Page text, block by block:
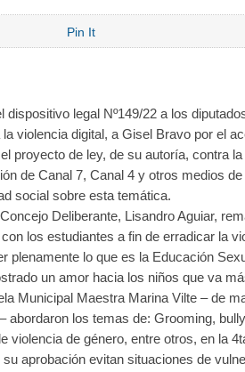
Pin It
legal Nº149/22 a los
violencia digital, a Gisel Bravo por el
proyecto de ley, de su autoría, contra
de Canal 7, Canal 4 y otros medios
social sobre esta temática.
Deliberante, Lisandro Aguiar,
los estudiantes a fin de erradicar la
plenamente lo que es la Educación
un amor hacia los niños que va
Municipal Maestra Marina Vilte – de
abordaron los temas de: Grooming,
violencia de género, entre otros, en la
aprobación evitan situaciones de